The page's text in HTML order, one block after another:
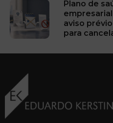
Plano de
aviso
para